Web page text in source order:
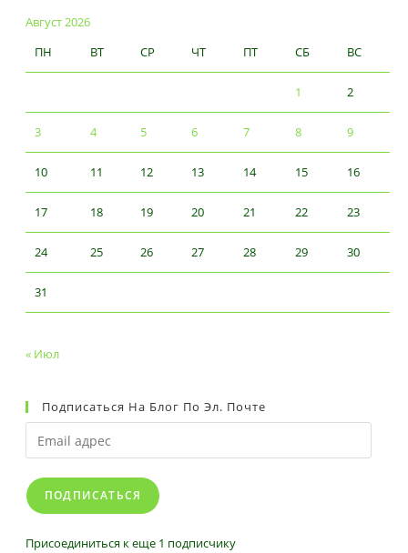
Август 2026
ПН
ВТ СР ЧТ ПТ СБ ВС
1 2
3 4 5 6 7 8 9
10 11 12 13 14 15 16
17 18 19 20 21 22 23
24 25 26 27 28 29 30
31
« Июл
Подписаться На Блог По Эл. Почте
Email
адрес
ПОДПИСАТЬСЯ
Присоединиться к еще 1 подписчику